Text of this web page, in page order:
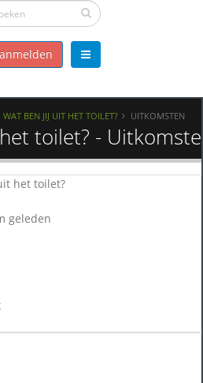
WAT BEN JIJ UIT HET TOILET? UITKOMSTEN
toilet? -
het toilet?
geleden